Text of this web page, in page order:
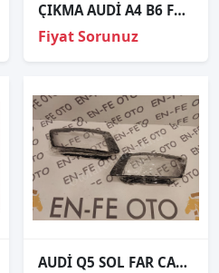
ÇIKMA AUDİ A4 B6 FAR ANAHTARI ÇERÇEVESİ
Fiyat Sorunuz
AUDİ Q5 SOL FAR CAMI SIFIR 2010 2011 2012 2013